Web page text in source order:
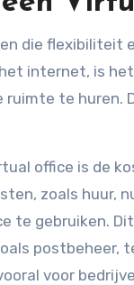
internet, is het
te huren.
office is de
zoals huur,
te gebruiken.
postbeheer,
voor